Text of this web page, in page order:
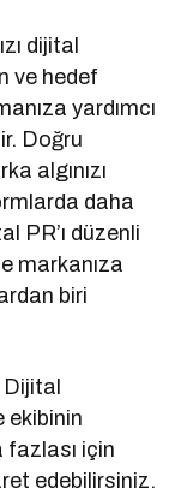
dijital
ve hedef
yardımcı
Doğru
algınızı
daha
PR’ı düzenli
markanıza
biri
Dijital
ekibinin
fazlası için
edebilirsiniz.